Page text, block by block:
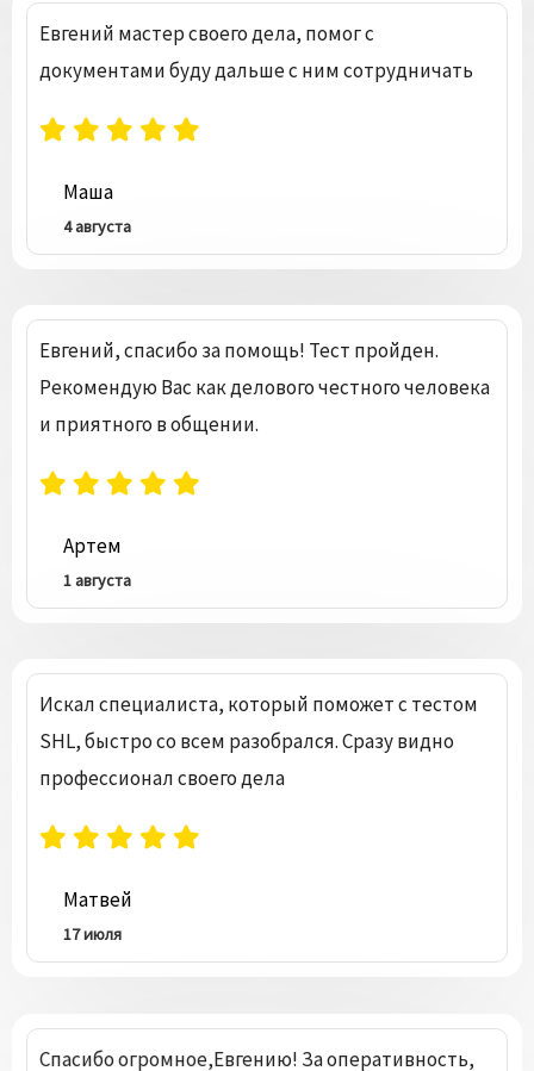
Евгений мастер своего дела, помог с
документами буду дальше с ним сотрудничать
Маша
4 августа
Евгений, спасибо за помощь! Тест пройден.
Рекомендую Вас как делового честного человека
и приятного в общении.
Артем
1 августа
Искал специалиста, который поможет с тестом
SHL, быстро со всем разобрался. Сразу видно
профессионал своего дела
Матвей
17 июля
Спасибо огромное,Евгению! За оперативность,